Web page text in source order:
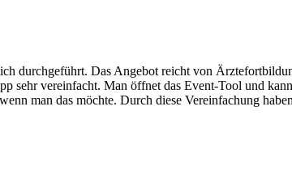
durchgeführt. Das Angebot reicht von
vereinfacht. Man öffnet das Event-Tool und
man das möchte. Durch diese Vereinfachung